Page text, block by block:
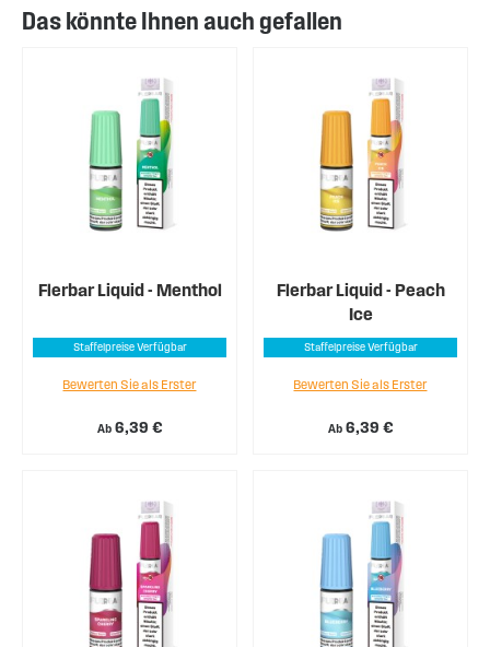
Das könnte Ihnen auch gefallen
Flerbar Liquid - Menthol
Staffelpreise Verfügbar
Ab 6,39 €
Bewerten Sie als Erster
Flerbar Liquid - Peach
Ice
Staffelpreise Verfügbar
Ab 6,39 €
Bewerten Sie als Erster